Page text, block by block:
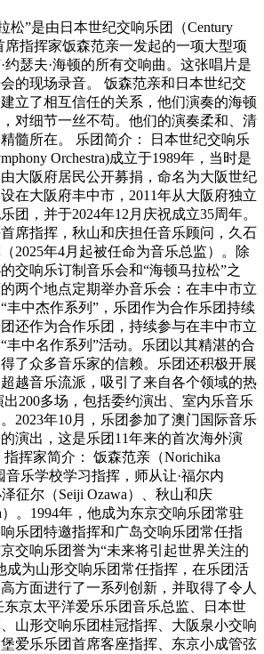
松”是由日本世纪交响乐团（Century
席指挥家饭森范亲一发起的一项大型项
约瑟夫·海顿的所有交响曲。这张唱片是
的现场录音。 饭森范亲和日本世纪交
立了相互信任的关系，他们演奏的海顿
对细节一丝不苟。他们的演奏柔和、清
髓所在。 乐团简介： 日本世纪交响乐
Orchestra)成立于1989年，当时是
大阪府居民公开募捐，命名为大阪世纪
在大阪府丰中市，2011年从大阪府独立
团，并于2024年12月庆祝成立35周年。
席指挥，秋山和庆担任音乐顾问，久石
2025年4月起被任命为音乐总监）。除
交响乐订制音乐会和“海顿马拉松”之
两个地点定期举办音乐会：在丰中市立
丰中杰作系列”，乐团作为合作乐团持续
还作为合作乐团，持续参与在丰中市立
丰中名作系列”活动。乐团以其精湛的合
了众多音乐家的信赖。乐团还积极开展
越音乐流派，吸引了来自各个领域的热
200多场，包括委约演出、室内乐音乐
2023年10月，乐团参加了澳门国际音乐
演出，这是乐团11年来的首次海外演
挥家简介： 饭森范亲（Norichika
乐学校学习指挥，师从让·福尔内
泽征尔（Seiji Ozawa）、秋山和庆
）。1994年，他成为东京交响乐团常驻
乐团特邀指挥和广岛交响乐团常任指
交响乐团誉为“未来将引起世界关注的
成为山形交响乐团常任指挥，在乐团活
方面进行了一系列创新，并取得了令人
京太平洋爱乐乐团音乐总监、日本世
山形交响乐团桂冠指挥、大阪泉小交响
爱乐乐团首席客座指挥、东京小成管弦